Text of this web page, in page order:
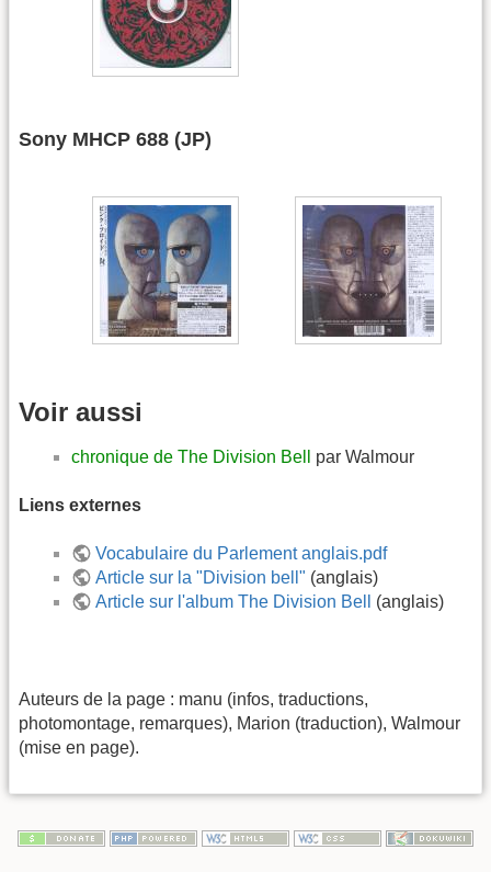
Sony MHCP 688 (JP)
Voir aussi
chronique de The Division Bell par Walmour
Liens externes
Vocabulaire du Parlement anglais.pdf
Article sur la "Division bell" (anglais)
Article sur l'album The Division Bell
(anglais)
Auteurs de la page : manu (infos, traductions,
photomontage, remarques), Marion (traduction), Walmour
(mise en page).